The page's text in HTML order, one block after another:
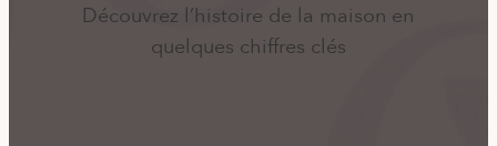
Découvrez l’histoire de la maison en
quelques chiffres clés